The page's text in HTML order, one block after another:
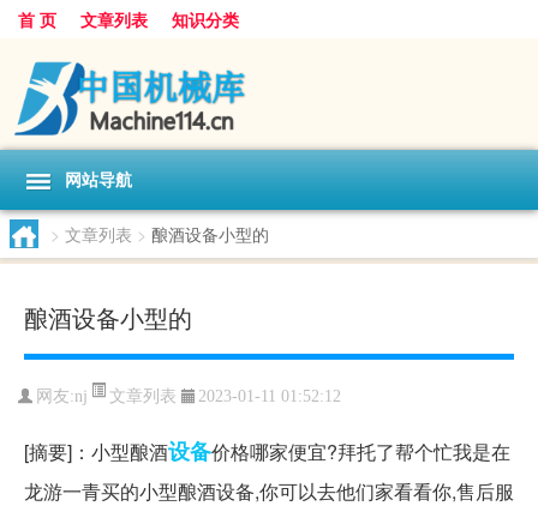
首 页 文章列表 知识分类
网站导航
> 文章列表 > 酿酒设备小型的
酿酒设备小型的
网友:nj 文章列表 2023-01-11 01:52:12
[摘要]：小型酿酒设备价格哪家便宜?拜托了帮个忙我是在
龙游一青买的小型酿酒设备,你可以去他们家看看你,售后服